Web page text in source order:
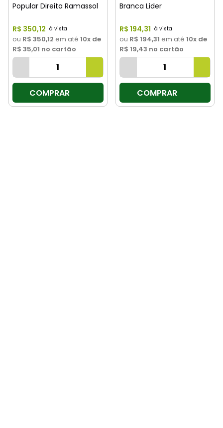
Popular Direita Ramassol
R$ 350,12
ou R$ 350,12 em até 10x de
R$ 35,01 no cartão
COMPRAR
Branca Lider
R$ 194,31
ou R$ 194,31 em até 10x de
R$ 19,43 no cartão
COMPRAR